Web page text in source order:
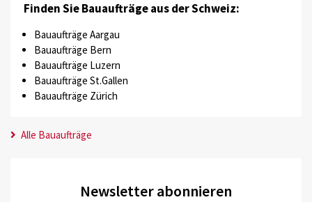
Finden Sie Bauaufträge aus der Schweiz:
Bauaufträge Aargau
Bauaufträge Bern
Bauaufträge Luzern
Bauaufträge St.Gallen
Bauaufträge Zürich
Alle Bauaufträge
Newsletter abonnieren